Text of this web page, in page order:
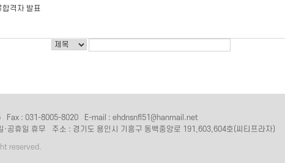
합격자 발표
Fax : 031-8005-8020
E-mail : ehdnsnfl51@hanmail.net
·공휴일 휴무
주소 : 경기도 용인시 기흥구 동백중앙로 191,603,604호(씨티프라자)
reserved.